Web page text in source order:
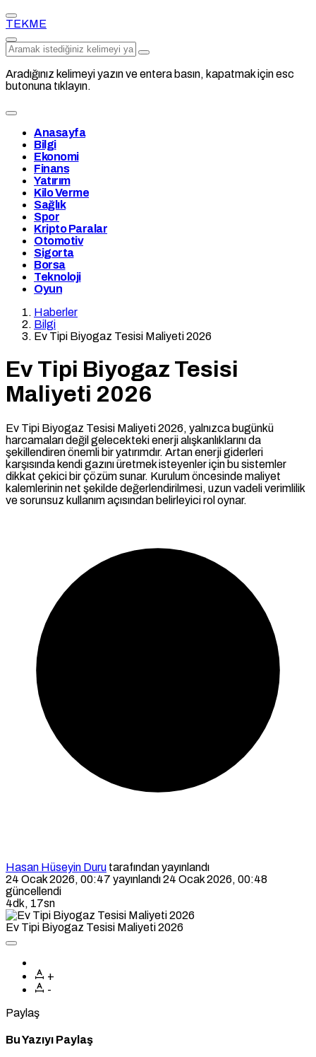
TEKME
Aradığınız kelimeyi yazın ve entera basın, kapatmak için esc
butonuna tıklayın.
Anasayfa
Bilgi
Ekonomi
Finans
Yatırım
Kilo Verme
Sağlık
Spor
Kripto Paralar
Otomotiv
Sigorta
Borsa
Teknoloji
Oyun
Haberler
Bilgi
Ev Tipi Biyogaz Tesisi Maliyeti 2026
Ev Tipi Biyogaz Tesisi
Maliyeti 2026
Ev Tipi Biyogaz Tesisi Maliyeti 2026, yalnızca bugünkü
harcamaları değil gelecekteki enerji alışkanlıklarını da
şekillendiren önemli bir yatırımdır. Artan enerji giderleri
karşısında kendi gazını üretmek isteyenler için bu sistemler
dikkat çekici bir çözüm sunar. Kurulum öncesinde maliyet
kalemlerinin net şekilde değerlendirilmesi, uzun vadeli verimlilik
ve sorunsuz kullanım açısından belirleyici rol oynar.
Hasan Hüseyin Duru tarafından yayınlandı
24 Ocak 2026, 00:47 yayınlandı24 Ocak 2026, 00:48
güncellendi
4dk, 17sn
Ev Tipi Biyogaz Tesisi Maliyeti 2026
+
-
Paylaş
Bu Yazıyı Paylaş